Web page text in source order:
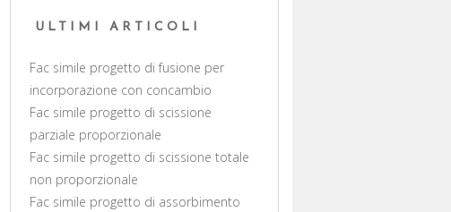
ULTIMI ARTICOLI
Fac simile progetto di fusione per
incorporazione con concambio​
Fac simile progetto di scissione
parziale proporzionale​
Fac simile progetto di scissione totale
non proporzionale​
Fac simile progetto di assorbimento